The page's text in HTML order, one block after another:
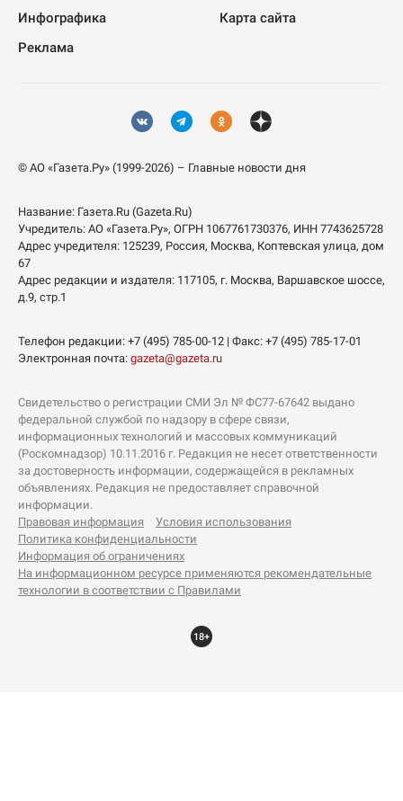
Инфографика
Карта сайта
Реклама
© АО «Газета.Ру» (1999-2026) – Главные новости дня
Название: Газета.Ru (Gazeta.Ru)
Учредитель: АО «Газета.Ру», ОГРН 1067761730376, ИНН 7743625728
Адрес учредителя: 125239, Россия, Москва, Коптевская улица, дом
67
Адрес редакции и издателя: 117105, г. Москва, Варшавское шоссе,
д.9, стр.1
Телефон редакции: +7 (495) 785-00-12 | Факс: +7 (495) 785-17-01
Электронная почта: gazeta@gazeta.ru
Свидетельство о регистрации СМИ Эл № ФС77-67642 выдано
федеральной службой по надзору в сфере связи,
информационных технологий и массовых коммуникаций
(Роскомнадзор) 10.11.2016 г. Редакция не несет ответственности
за достоверность информации, содержащейся в рекламных
объявлениях. Редакция не предоставляет справочной
информации.
Правовая информация
Условия использования
Политика конфиденциальности
Информация об ограничениях
На информационном ресурсе применяются рекомендательные
технологии в соответствии с Правилами
18+